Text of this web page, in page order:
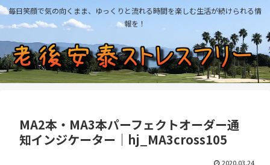
毎日笑顔で気の向くまま、ゆっくりと流れる時間を楽しむ生活が続けられる情
報を！
MA2本・MA3本パーフェクトオーダー通
知インジケーター｜hj_MA3cross105
2020.03.24